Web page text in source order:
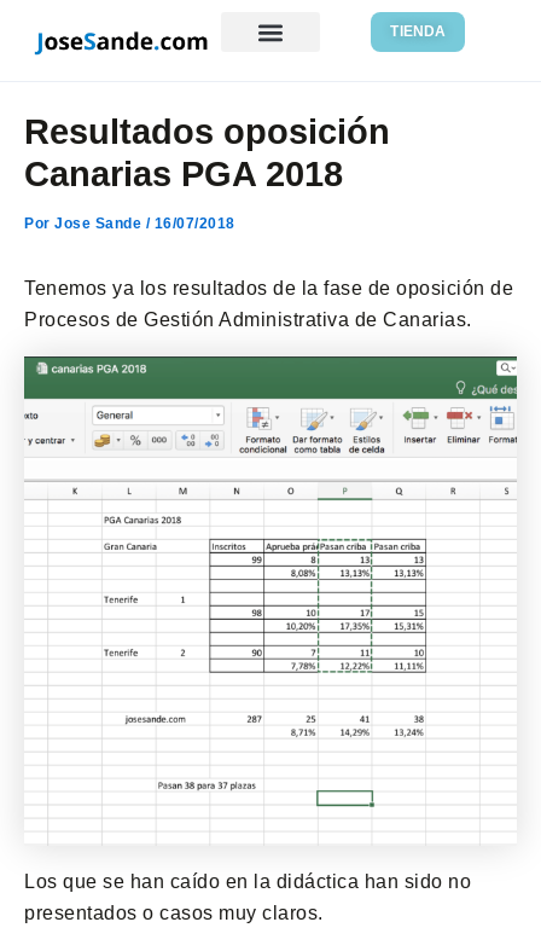
TIENDA
Resultados oposición
Canarias PGA 2018
Por Jose Sande / 16/07/2018
Tenemos ya los resultados de la fase de oposición de
Procesos de Gestión Administrativa de Canarias.
Los que se han caído en la didáctica han sido no
presentados o casos muy claros.
de